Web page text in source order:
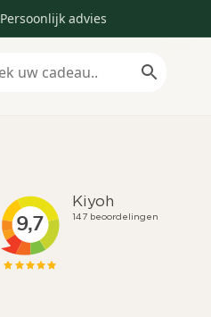
Persoonlijk advies